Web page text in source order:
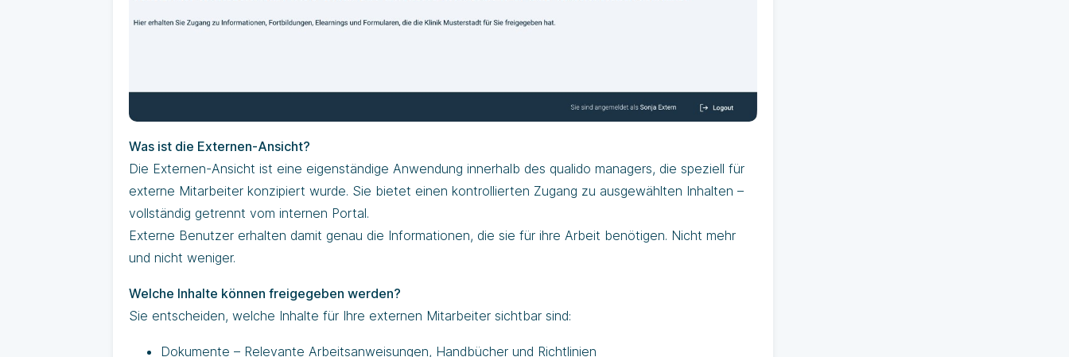
Was ist die Externen-Ansicht?
Die Externen-Ansicht ist eine eigenständige Anwendung innerhalb des qualido managers, die speziell für
externe Mitarbeiter konzipiert wurde. Sie bietet einen kontrollierten Zugang zu ausgewählten Inhalten –
vollständig getrennt vom internen Portal.
Externe Benutzer erhalten damit genau die Informationen, die sie für ihre Arbeit benötigen. Nicht mehr
und nicht weniger.
Welche Inhalte können freigegeben werden?
Sie entscheiden, welche Inhalte für Ihre externen Mitarbeiter sichtbar sind:
Dokumente – Relevante Arbeitsanweisungen, Handbücher und Richtlinien